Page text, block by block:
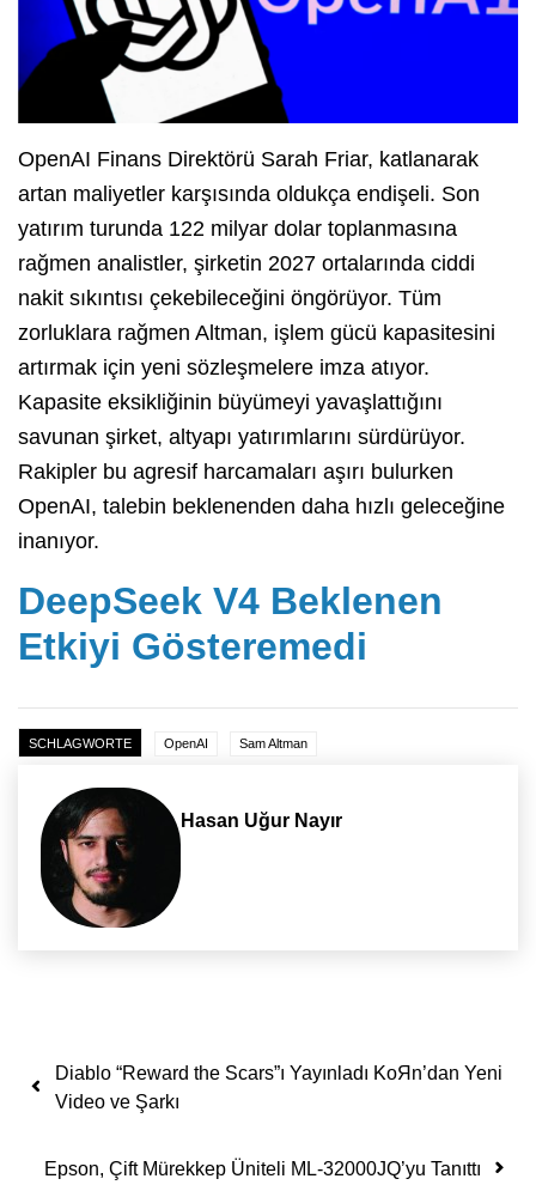
OpenAI Finans Direktörü Sarah Friar, katlanarak
artan maliyetler karşısında oldukça endişeli. Son
yatırım turunda 122 milyar dolar toplanmasına
rağmen analistler, şirketin 2027 ortalarında ciddi
nakit sıkıntısı çekebileceğini öngörüyor. Tüm
zorluklara rağmen Altman, işlem gücü kapasitesini
artırmak için yeni sözleşmelere imza atıyor.
Kapasite eksikliğinin büyümeyi yavaşlattığını
savunan şirket, altyapı yatırımlarını sürdürüyor.
Rakipler bu agresif harcamaları aşırı bulurken
OpenAI, talebin beklenenden daha hızlı geleceğine
inanıyor.
DeepSeek V4 Beklenen
Etkiyi Gösteremedi
SCHLAGWORTE OpenAI Sam Altman
Hasan Uğur Nayır
Yazı dolaşımı
Diablo “Reward the Scars”ı Yayınladı KoЯn’dan Yeni
Video ve Şarkı
Epson, Çift Mürekkep Üniteli ML-32000JQ’yu Tanıttı